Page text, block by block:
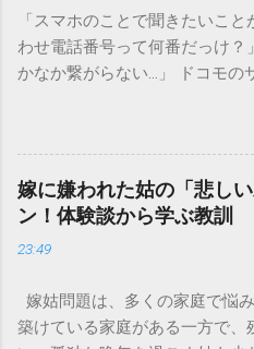
す）」と「膠（にかわ）」、
微細かつ独特の粘性を持ってい
の観点から以下の問題が発生し
施設であっても、これらの微
とは容易ではありません。大
到達し、水質の濁りや生態系へ
ます。 2. 排水管の詰まりと劣
め、深刻な詰まりを引き起こし
住宅では配管トラブルが起きや
ケースも珍しくありません。
「スマホのことで聞きたいこ
わせ電話番号って何番だっけ？
かなか繋がらない…」 ドコモの
ンフォメーションセンター」
ね。 でも、「 ドコモ151は何
151は何時から 受付可能なの？
かなか電話ができない方もいる
は、ドコモ151の営業時間や、
らには電話がつながらない時の
言うと、ドコモのインフォメ
時間は、 午前9時から午後8時
嫁に嫌われた姑の「悲し
ン！体験談から学ぶ教訓
23:49
嫁姑問題は、多くの家庭で悩
築けている家庭がある一方で、